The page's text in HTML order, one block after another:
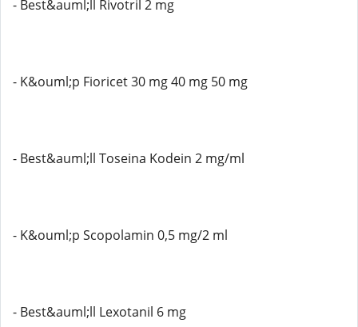
- Best&auml;ll Rivotril 2 mg
- K&ouml;p Fioricet 30 mg 40 mg 50 mg
- Best&auml;ll Toseina Kodein 2 mg/ml
- K&ouml;p Scopolamin 0,5 mg/2 ml
- Best&auml;ll Lexotanil 6 mg